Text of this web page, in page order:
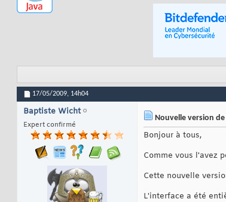
17/05/2009, 14h04
Baptiste Wicht
Expert confirmé
Nouvelle version
Bonjour à tous,
Comme vous l'avez
Cette nouvelle
L'interface a été